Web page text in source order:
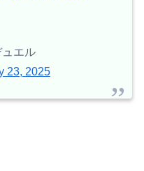
エル
23, 2025